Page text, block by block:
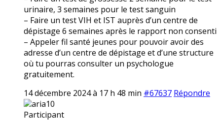
urinaire, 3 semaines pour le test sanguin
– Faire un test VIH et IST auprès d’un centre de
dépistage 6 semaines après le rapport non consenti
– Appeler fil santé jeunes pour pouvoir avoir des
adresse d’un centre de dépistage et d’une structure
où tu pourras consulter un psychologue
gratuitement.
14 décembre 2024 à 17 h 48 min #67637 Répondre
aria10
Participant